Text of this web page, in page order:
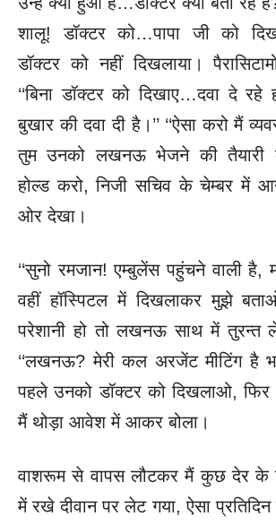
शालू! डॉक्टर को…पापा जी को
डॉक्टरको नहीं दिखलाया।
‘‘बिना डॉक्टर को दिखाए…दवा दे रहे
बुखार की दवा दी है।’’ ‘‘ऐसा करो मैं
तुम उनको लखनऊ भेजने की
होल्ड करो, निजी सचिव के चेम्बर में
ओर देखा।
‘‘सुनो रमजान! एम्बुलेंस पहुंचने वाली है,
वहींहॉस्पिटल में दिखलाकर मुझे
परेशानी हो तो लखनऊ साथमें तुरन्त
‘‘लखनऊ? मेरी कल अरजेंट मीटिंग है
पहले उनको डॉक्टर को दिखलाओ, फिर
मैं थोड़ा आवेश में आकर बोला।
वाशरूम से वापस लौटकर मैं कुछ देर के
में रखे दीवान परलेट गया, ऐसा